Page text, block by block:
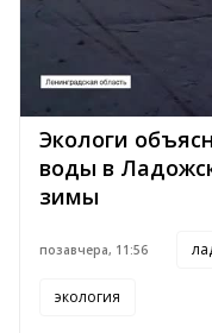
Экологи
воды в
зимы
позавчера, 11:56
экология